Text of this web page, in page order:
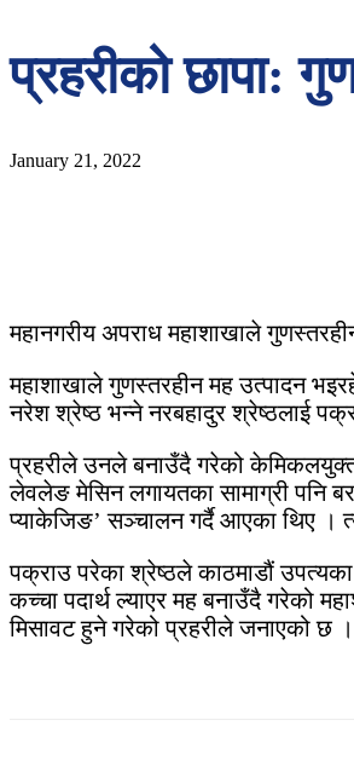
प्रहरीको छापा:
January 21, 2022
महानगरीय अपराध महाशाखाले
महाशाखाले गुणस्तरहीन मह उत्पादन
नरेश श्रेष्ठ भन्ने नरबहादुर श्रेष्ठलाई
प्रहरीले उनले बनाउँदै गरेको
लेवलेङ मेसिन लगायतका सामाग्री पनि
प्याकेजिङ’ सञ्चालन गर्दै आएका थिए ।
पक्राउ परेका श्रेष्ठले काठमाडौं
कच्चा पदार्थ ल्याएर मह बनाउँदै गरेको
मिसावट हुने गरेको प्रहरीले जनाएको छ ।